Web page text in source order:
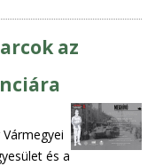
az
és a